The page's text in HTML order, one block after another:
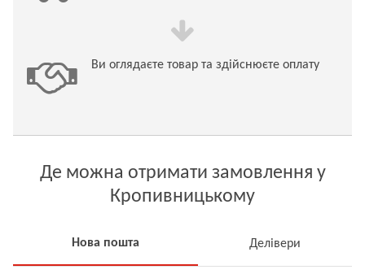
Ви оглядаєте товар та здійснюєте оплату
Де можна отримати замовлення у
Кропивницькому
Нова пошта Делівери